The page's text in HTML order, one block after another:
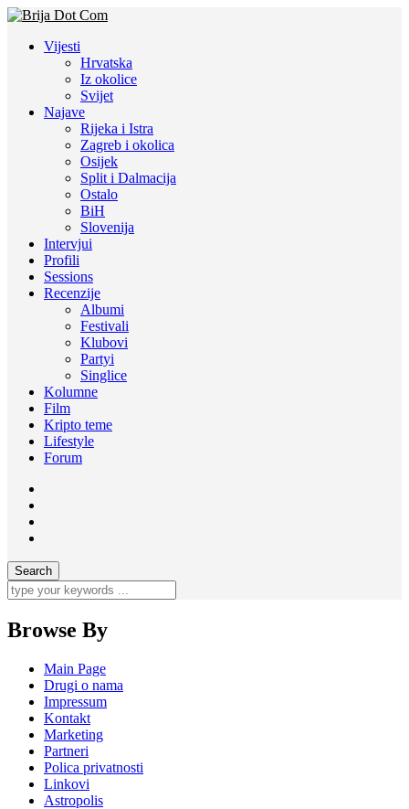
Vijesti
Hrvatska
Iz okolice
Svijet
Najave
Rijeka i Istra
Zagreb i okolica
Osijek
Split i Dalmacija
Ostalo
BiH
Slovenija
Intervjui
Profili
Sessions
Recenzije
Albumi
Festivali
Klubovi
Partyi
Singlice
Kolumne
Film
Kripto teme
Lifestyle
Forum
Browse By
Main Page
Drugi o nama
Impressum
Kontakt
Marketing
Partneri
Polica privatnosti
Linkovi
Astropolis